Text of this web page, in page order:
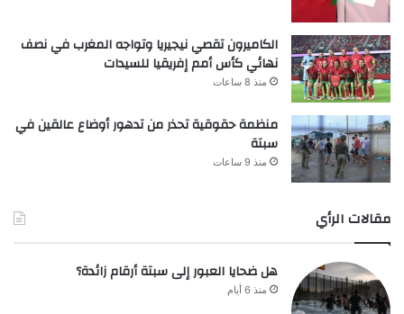
الكاميرون تقصي نيجيريا وتواجه المغرب في نصف
نهائي كأس أمم إفريقيا للسيدات
منذ 8 ساعات
منظمة حقوقية تحذر من تدهور أوضاع عالقين في
سبتة
منذ 9 ساعات
مقالات الرأي
هل ضحايا العبور إلى سبتة أرقام زائدة؟
منذ 6 أيام